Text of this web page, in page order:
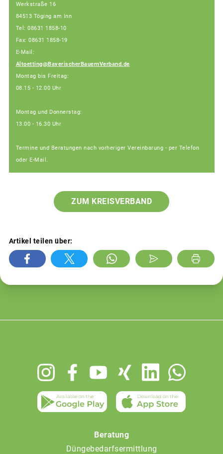
Werkstraße 16
84513 Töging am Inn
Tel: 08631 1858-10
Fax: 08631 1858-19
E-Mail:
Altoetting@BayerischerBauernVerband.de
Montag bis Freitag:
08.15 - 12.00 Uhr
Montag und Donnerstag:
13.00 - 16.30 Uhr
Termine und Beratungen nach vorheriger Vereinbarung - per Telefon
oder E-Mail.
ZUM KREISVERBAND
Artikel teilen über:
Beratung
Düngebedarfsermittlung